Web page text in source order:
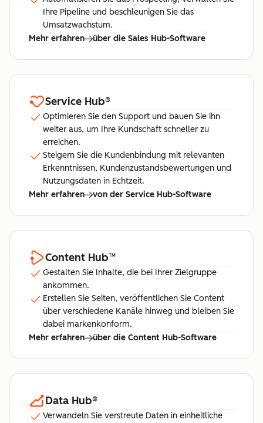
Ihre Pipeline und beschleunigen Sie das
Umsatzwachstum.
Mehr erfahren
über die Sales Hub-Software
Service Hub®
Optimieren Sie den Support und bauen Sie ihn
weiter aus, um Ihre Kundschaft schneller zu
erreichen.
Steigern Sie die Kundenbindung mit relevanten
Erkenntnissen, Kundenzustandsbewertungen und
Nutzungsdaten in Echtzeit.
Mehr erfahren
von der Service Hub-Software
Content Hub™
Gestalten Sie Inhalte, die bei Ihrer Zielgruppe
ankommen.
Erstellen Sie Seiten, veröffentlichen Sie Content
über verschiedene Kanäle hinweg und bleiben Sie
dabei markenkonform.
Mehr erfahren
über die Content Hub-Software
Data Hub®
Verwandeln Sie verstreute Daten in einheitliche